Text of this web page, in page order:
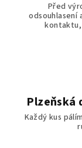
Před
odsouhlasení
kontaktu,
Plzeňská
Každý kus